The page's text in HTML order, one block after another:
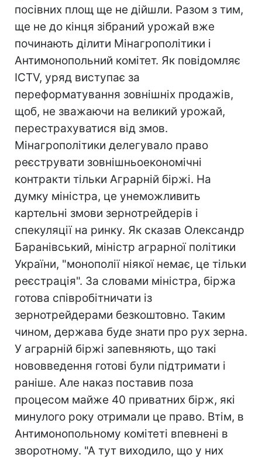
посівних площ ще не дійшли. Разом з тим,
ще не до кінця зібраний урожай вже
починають ділити Мінагрополітики і
Антимонопольний комітет. Як повідомляє
ICTV, уряд виступає за
переформатування зовнішніх продажів,
щоб, не зважаючи на великий урожай,
перестрахуватися від змов.
Мінагрополітики делегувало право
реєструвати зовнішньоекономічні
контракти тільки Аграрній біржі. На
думку міністра, це унеможливить
картельні змови зернотрейдерів і
спекуляції на ринку. Як сказав Олександр
Баранівський, міністр аграрної політики
України, "монополії ніякої немає, це тільки
реєстрація". За словами міністра, біржа
готова співробітничати із
зернотрейдерами безкоштовно. Таким
чином, держава буде знати про рух зерна.
У аграрній біржі запевняють, що такі
нововведення готові були підтримати і
раніше. Але наказ поставив поза
процесом майже 40 приватних бірж, які
минулого року отримали це право. Втім, в
Антимонопольному комітеті впевнені в
зворотному. "А тут виходило, що у них